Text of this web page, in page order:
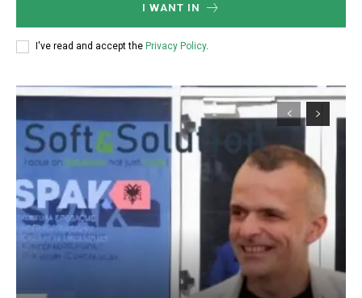
I WANT IN
I've read and accept the Privacy Policy.